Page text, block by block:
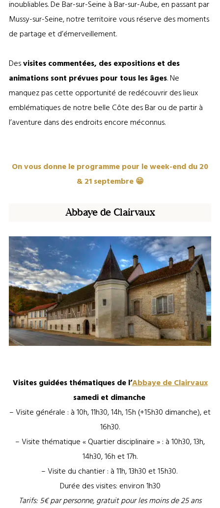
inoubliables. De Bar-sur-Seine à Bar-sur-Aube, en passant par
Mussy-sur-Seine, notre territoire vous réserve des moments
de partage et d’émerveillement.
Desvisites commentées, des expositions et des
animations sont prévues pour tous les âges. Ne
manquez pas cette opportunité de redécouvrir des lieux
emblématiques de notre belle Côte des Bar ou de partir à
l’aventure dans des endroits encore méconnus.
On vous donne le programme pour le week-end du 20
& 21 septembre 😁
Abbaye de Clairvaux
Visites guidées thématiques de l’Abbaye de Clairvaux
samedi et dimanche
– Visite générale : à 10h, 11h30, 14h, 15h (+15h30 dimanche), et
16h30.
– Visite thématique « Quartier disciplinaire » : à 10h30, 13h,
14h30, 16h et 17h.
– Visite du chantier : à 11h, 13h30 et 15h30.
Durée des visites: environ 1h30
Tarifs: 5€ par personne, gratuit pour les moins de 25 ans